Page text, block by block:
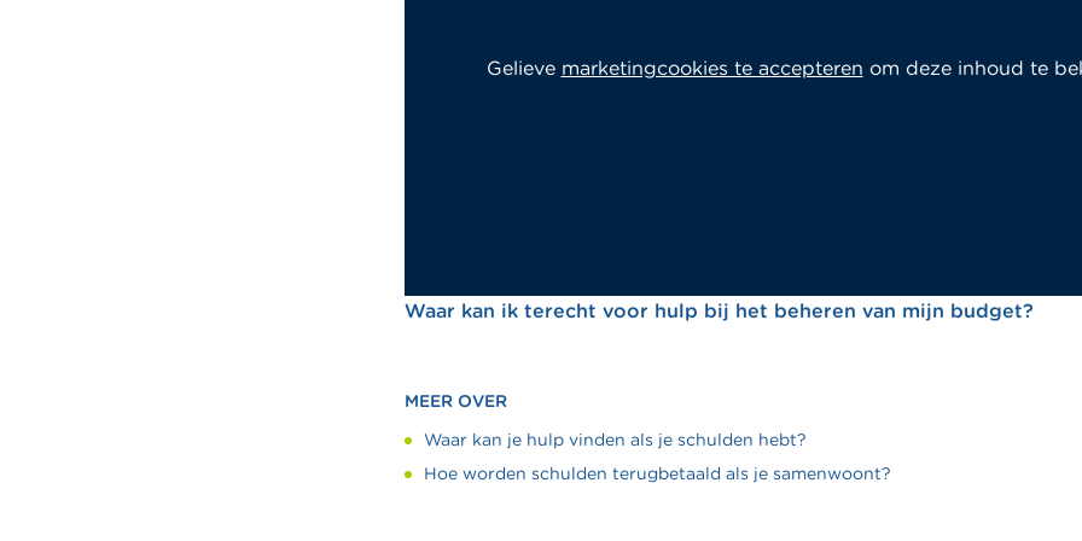
Gelieve marketingcookies te accepteren om deze inhoud te
Waar kan ik terecht voor hulp bij het beheren van mijn budget?
MEER OVER
Waar kan je hulp vinden als je schulden hebt?
Hoe worden schulden terugbetaald als je samenwoont?